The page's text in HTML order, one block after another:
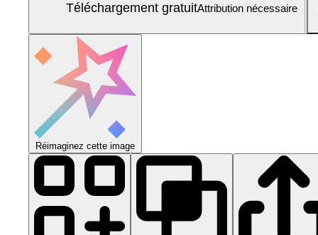
Téléchargement gratuitAttribution nécessaire
Réimaginez cette image